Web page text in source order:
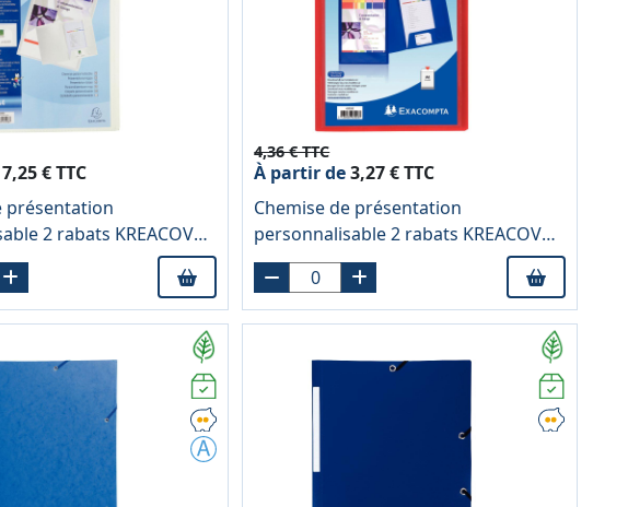
€ TTC
présentation
2 rabats KREACOVER
4/10ème, blanc
4,36 € TTC
À partir de3,27 € TTC
Chemise de présentation
personnalisable 2 rabats KREACOVER
en polypropylène 4/10ème, rouge